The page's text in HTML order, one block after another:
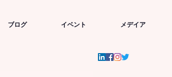
ブログ イベント メデイア